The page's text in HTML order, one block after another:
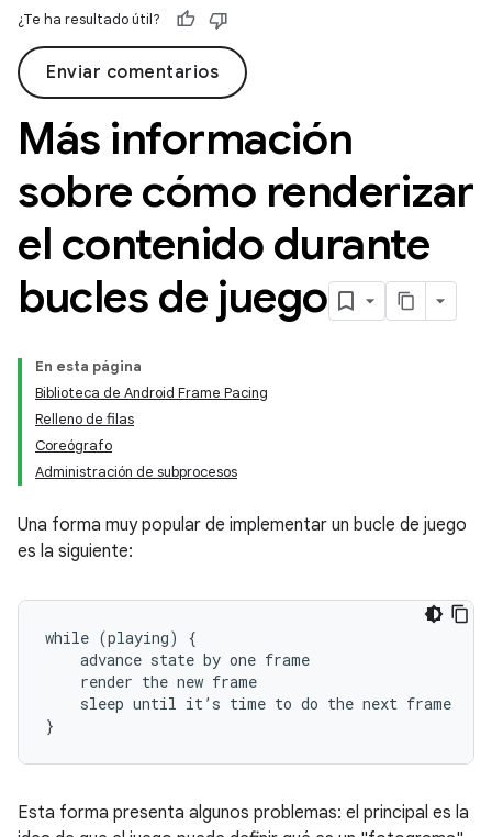
¿Te ha resultado útil?
Enviar comentarios
Más información
sobre cómo renderizar
el contenido durante
bucles de juego
En esta página
Biblioteca de Android Frame Pacing
Relleno de filas
Coreógrafo
Administración de subprocesos
Una forma muy popular de implementar un bucle de juego
es la siguiente:
while (playing) {
    advance state by one frame
    render the new frame
    sleep until it’s time to do the next frame
Esta forma presenta algunos problemas: el principal es la